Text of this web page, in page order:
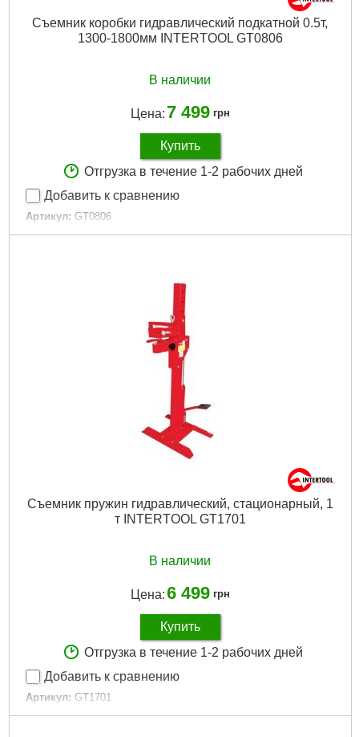
Съемник коробки гидравлический подкатной 0.5т,
1300-1800мм INTERTOOL GT0806
В наличии
Цена: 7 499 грн
Купить
Отгрузка в течение 1-2 рабочих дней
Добавить к сравнению
Артикул: GT0806
Код товара: 10.04.88
1300-1800 мм
850x290x260 мм
Подробнее...
Съемник пружин гидравлический, стационарный, 1
т INTERTOOL GT1701
В наличии
Цена:6 499 грн
Купить
Отгрузка в течение 1-2 рабочих дней
Добавить к сравнению
Артикул: GT1701
Код товара: 10.71.83